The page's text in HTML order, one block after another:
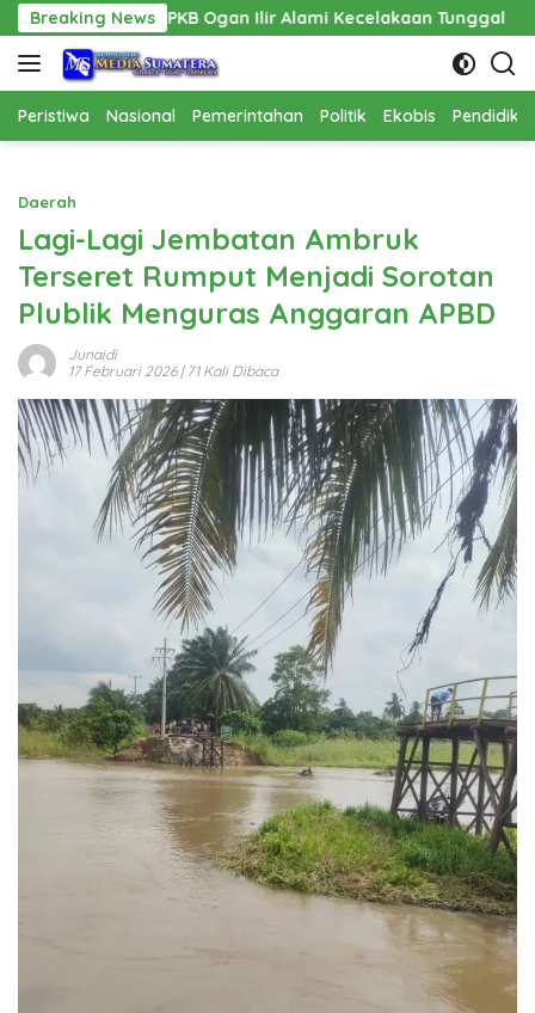
Langsung
ke
konten
Breaking News
Ogan Ilir Alami Kecelakaan Tunggal Pembangunan
Peristiwa Nasional Pemerintahan Politik Ekobis
Daerah
Lagi-Lagi Jembatan Ambruk
Terseret Rumput Menjadi Sorotan
Plublik Menguras Anggaran APBD
Junaidi
17 Februari 2026| 71 Kali Dibaca